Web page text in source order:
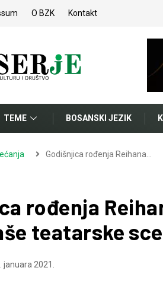
O BZK Kontakt
TEME BOSANSKI JEZIK
Godišnjica rođenja Reihana…
rođenja
teatarske
januara 2021.